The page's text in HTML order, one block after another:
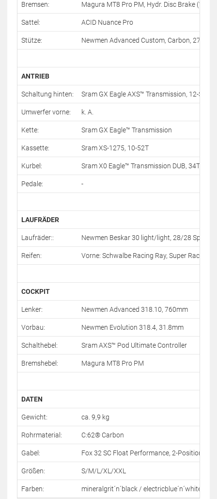
Bremsen: Magura MT8 Pro PM, Hydr. Disc Brake (180/
Sattel: ACID Nuance Pro
Stütze: Newmen Advanced Custom, Carbon, 27.2mm
ANTRIEB
Schaltung hinten: Sram GX Eagle AXS™ Transmission, 12-
Umwerfer vorne: k. A.
Kette: Sram GX Eagle™ Transmission
Kassette: Sram XS-1275, 10-52T
Kurbel: Sram X0 Eagle™ Transmission DUB, 34T
Pedale: -
LAUFRÄDER
Laufräder:: Newmen Beskar 30 light/light, 28/28
Reifen: Vorne: Schwalbe Racing Ray, Super Race,
COCKPIT
Lenker: Newmen Advanced 318.10, 760mm
Vorbau: Newmen Evolution 318.4, 31.8mm
Schalthebel: Sram AXS™ Pod Ultimate Controller
Bremshebel: Magura MT8 Pro PM
DATEN
Gewicht: ca. 9,9 kg
Rohrmaterial: C:62® Carbon
Gabel: Fox 32 SC Float Performance, 2-Position
Größen: S/M/L/XL/XXL
Farben: mineralgrit´n´black / electricblue´n´white